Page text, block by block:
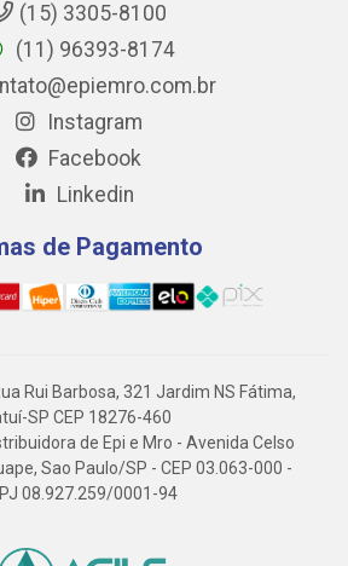
(15) 3305-8100
(11) 96393-8174
Instagram
Facebook
Linkedin
de Pagamento
Rui Barbosa, 321 Jardim NS Fátima,
SP CEP 18276-460
de Epi e Mro - Avenida Celso
Sao Paulo/SP - CEP 03.063-000 -
08.927.259/0001-94